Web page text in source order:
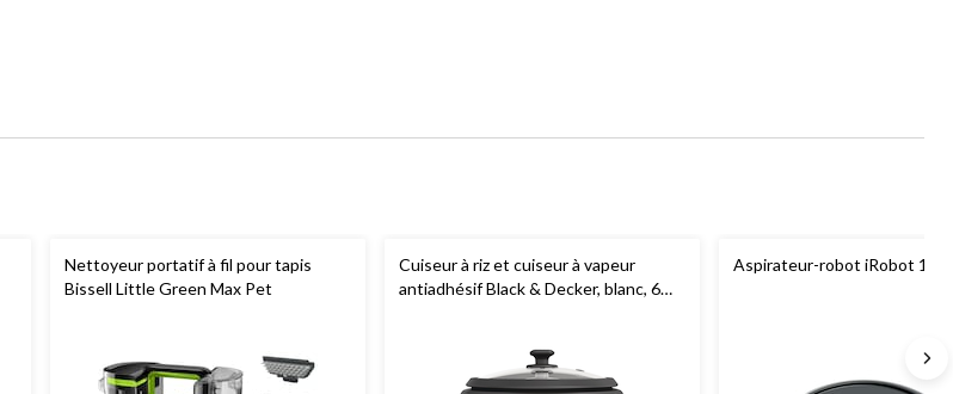
Nettoyeur portatif à fil pour tapis
Bissell Little Green Max Pet
Cuiseur à riz et cuiseur à vapeur
antiadhésif Black & Decker, blanc, 6
Aspirateur-robot iRobot 105